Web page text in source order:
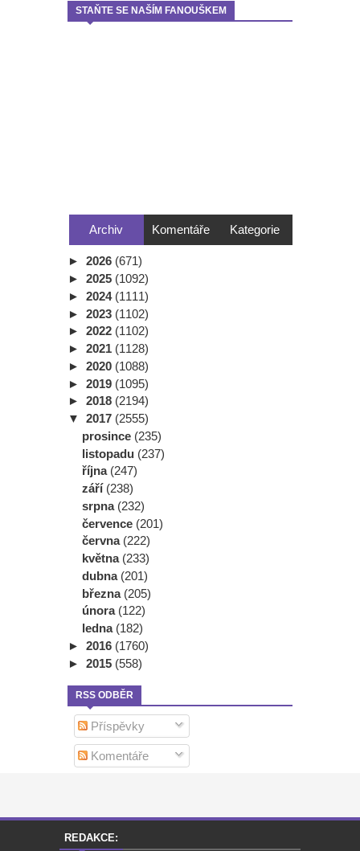
STAŇTE SE NAŠÍM FANOUŠKEM
Archiv Komentáře Kategorie
► 2026 (671)
► 2025 (1092)
► 2024 (1111)
► 2023 (1102)
► 2022 (1102)
► 2021 (1128)
► 2020 (1088)
► 2019 (1095)
► 2018 (2194)
▼ 2017 (2555)
prosince (235)
listopadu (237)
října (247)
září (238)
srpna (232)
července (201)
června (222)
května (233)
dubna (201)
března (205)
února (122)
ledna (182)
► 2016 (1760)
► 2015 (558)
RSS ODBĚR
Příspěvky
Komentáře
REDAKCE: